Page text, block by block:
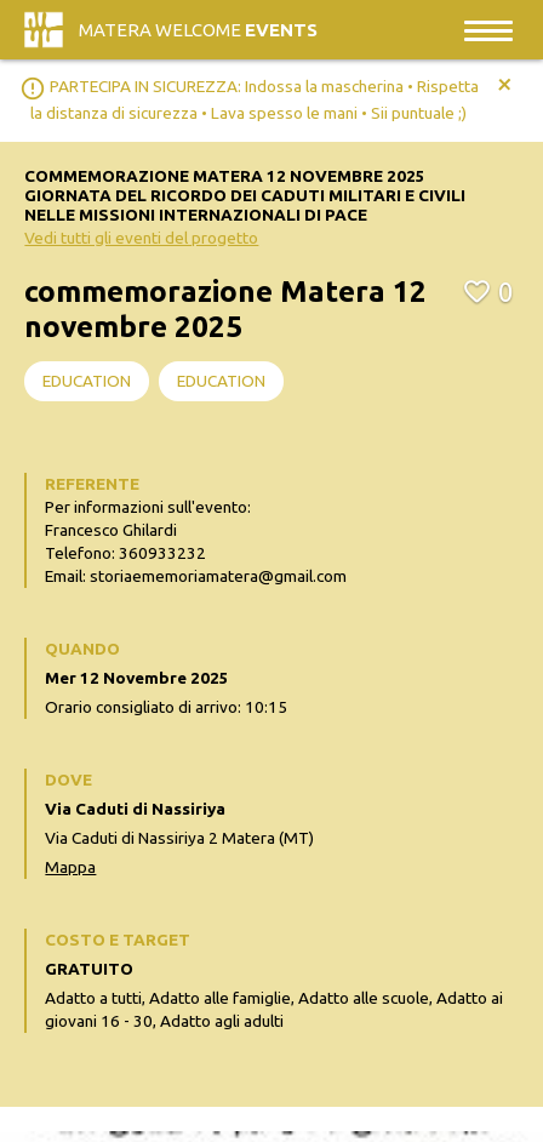
MATERA WELCOME EVENTS
error_outline PARTECIPA IN SICUREZZA: Indossa la mascherina • Rispetta
la distanza di sicurezza • Lava spesso le mani • Sii puntuale ;)
+
COMMEMORAZIONE MATERA 12 NOVEMBRE 2025
GIORNATA DEL RICORDO DEI CADUTI MILITARI E CIVILI
NELLE MISSIONI INTERNAZIONALI DI PACE
Vedi tutti gli eventi del progetto
commemorazione Matera 12
novembre 2025
0
EDUCATION EDUCATION
REFERENTE
Per informazioni sull'evento:
Francesco Ghilardi
Telefono: 360933232
Email: storiaememoriamatera@gmail.com
QUANDO
Mer 12 Novembre 2025
Orario consigliato di arrivo: 10:15
DOVE
Via Caduti di Nassiriya
Via Caduti di Nassiriya 2 Matera (MT)
Mappa
COSTO E TARGET
GRATUITO
Adatto a tutti, Adatto alle famiglie, Adatto alle scuole, Adatto ai
giovani 16 - 30, Adatto agli adulti